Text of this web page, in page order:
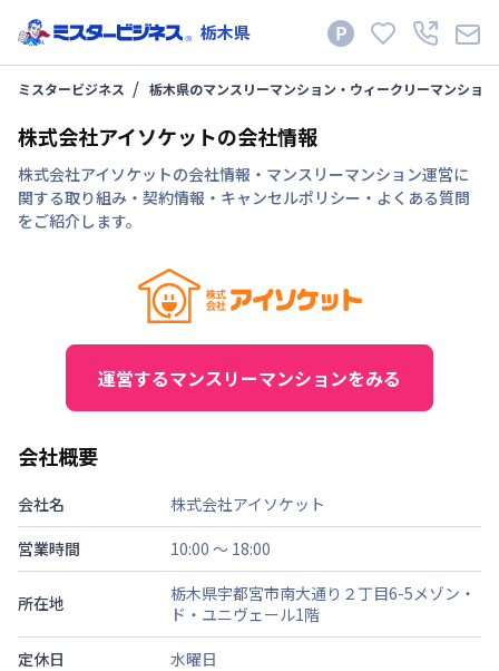
栃木県
ミスタービジネス 栃木県のマンスリーマンション・ウィークリーマンション
株式会社アイソケットの会社情報
株式会社アイソケットの会社情報・マンスリーマンション運営に
関する取り組み・契約情報・キャンセルポリシー・よくある質問
をご紹介します。
運営するマンスリーマンションをみる
会社概要
会社名
株式会社アイソケット
営業時間
10:00 ～ 18:00
所在地
栃木県宇都宮市南大通り２丁目6-5メゾン・
ド・ユニヴェール1階
定休日
水曜日